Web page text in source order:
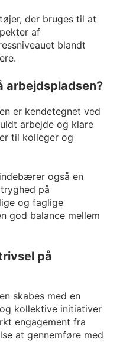
der bruges til at
af
blandt
arbejdspladsen?
er kendetegnet ved
arbejde og klare
til kolleger og
også en
på
og faglige
god balance mellem
på
skabes med en
kollektive initiativer
engagement fra
at gennemføre med